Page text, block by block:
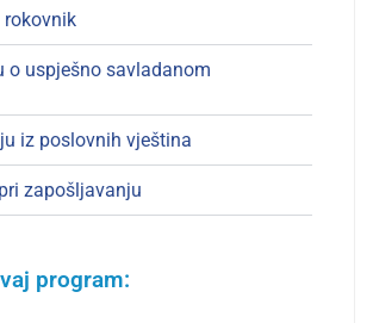
rokovnik
o uspješno savladanom
iz poslovnih vještina
zapošljavanju
program: